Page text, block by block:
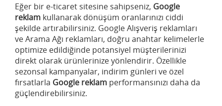
Eğer bir e-ticaret sitesine sahipseniz, Google
reklam kullanarak dönüşüm oranlarınızı ciddi
şekilde artırabilirsiniz. Google Alışveriş reklamları
ve Arama Ağı reklamları, doğru anahtar kelimelerle
optimize edildiğinde potansiyel müşterilerinizi
direkt olarak ürünlerinize yönlendirir. Özellikle
sezonsal kampanyalar, indirim günleri ve özel
fırsatlarla Google reklam performansınızı daha da
güçlendirebilirsiniz.